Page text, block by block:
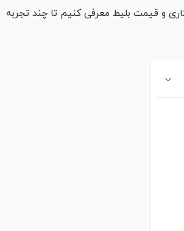
و قیمت بلیط معرفی کنیم تا چند تجربه